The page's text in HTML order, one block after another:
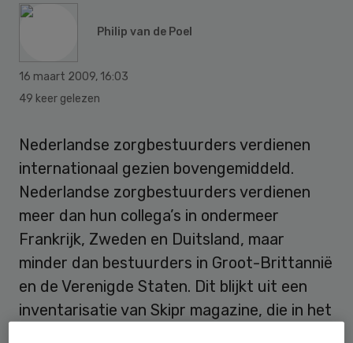
Philip van de Poel
16 maart 2009, 16:03
49 keer gelezen
Nederlandse zorgbestuurders verdienen
internationaal gezien bovengemiddeld.
Nederlandse zorgbestuurders verdienen
meer dan hun collega’s in ondermeer
Frankrijk, Zweden en Duitsland, maar
minder dan bestuurders in Groot-Brittannië
en de Verenigde Staten. Dit blijkt uit een
inventarisatie van Skipr magazine, die in het